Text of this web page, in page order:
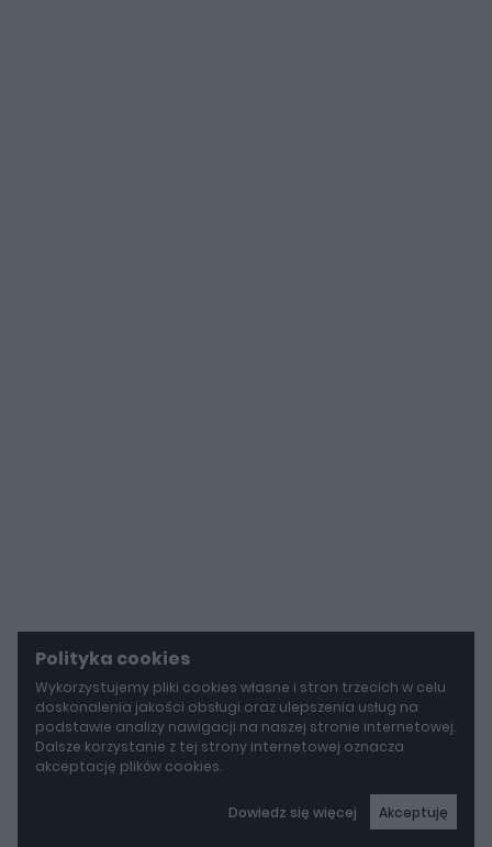
Polityka cookies
Wykorzystujemy pliki cookies własne i stron trzecich w celu
doskonalenia jakości obsługi oraz ulepszenia usług na
podstawie analizy nawigacji na naszej stronie internetowej.
Dalsze korzystanie z tej strony internetowej oznacza
akceptację plików cookies.
Dowiedz się więcej Akceptuję